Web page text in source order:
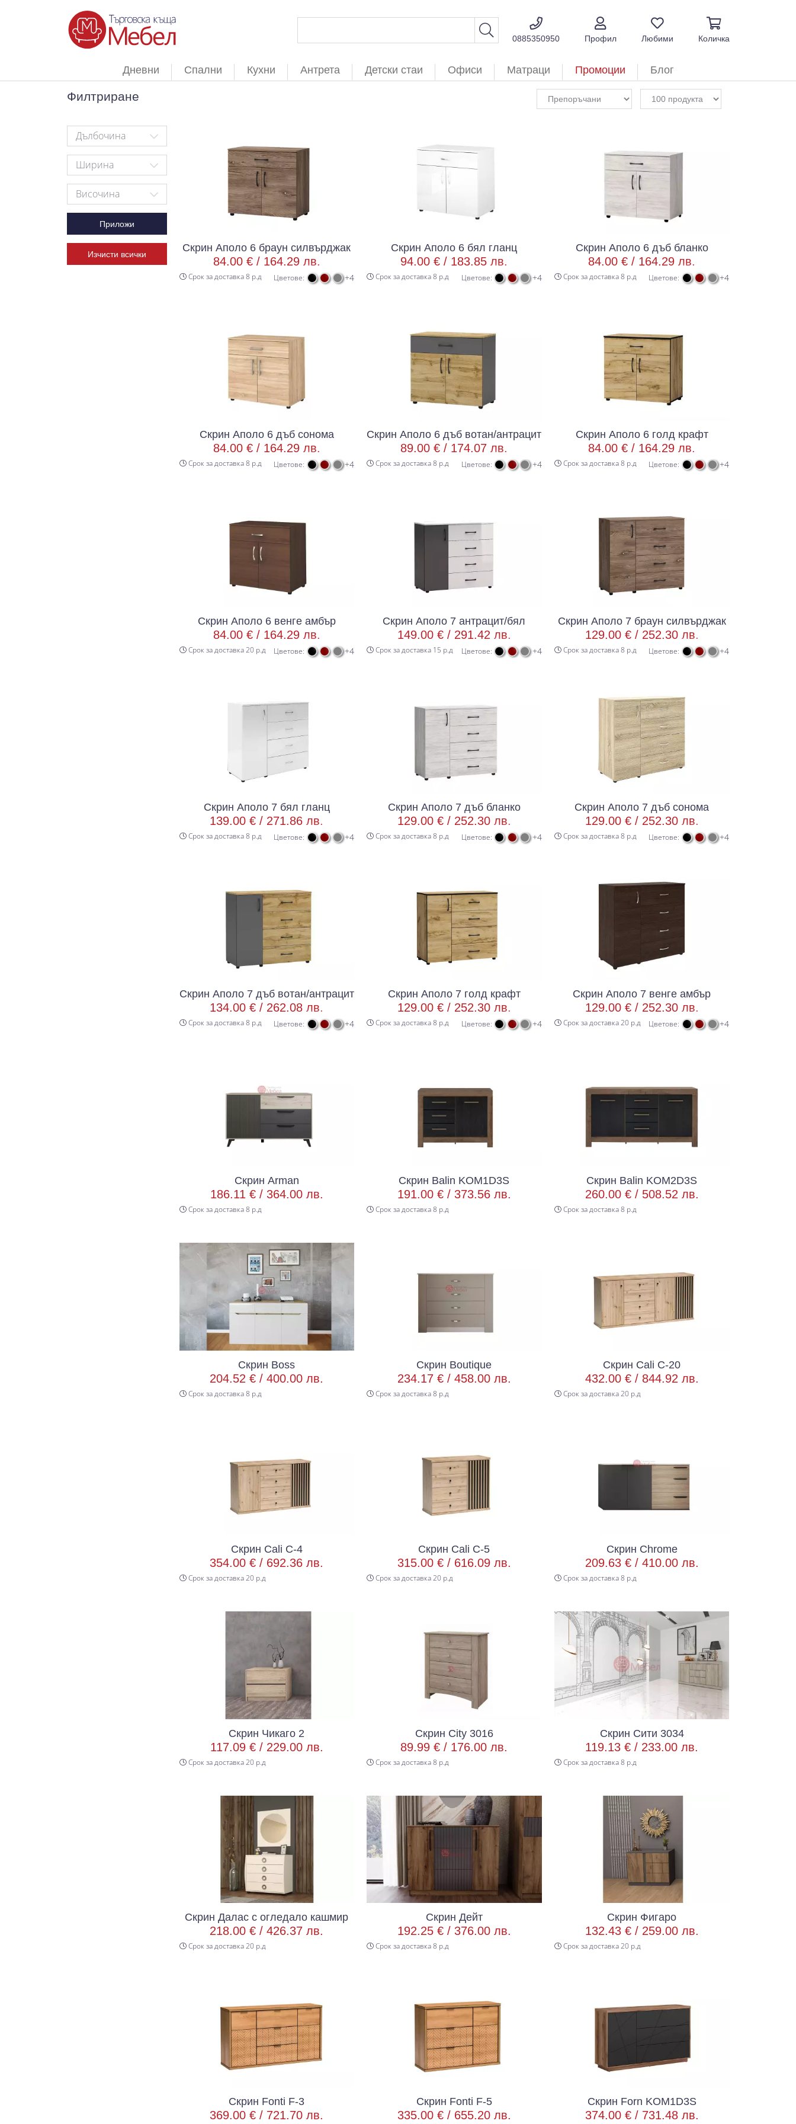
0885350950 Профил Любими Количка
Дневни Спални Кухни Антрета Детски стаи Офиси Матраци Промоции Блог
Филтриране
Дълбочина
Ширина
Височина
Приложи
Изчисти всички
Скрин Аполо 6 браун силвърджак
84.00 € / 164.29 лв.
Срок за доставка 8 р.д Цветове: +4
Скрин Аполо 6 бял гланц
94.00 € / 183.85 лв.
Срок за доставка 8 р.д Цветове: +4
Скрин Аполо 6 дъб бланко
84.00 € / 164.29 лв.
Срок за доставка 8 р.д Цветове: +4
Скрин Аполо 6 дъб сонома
84.00 € / 164.29 лв.
Срок за доставка 8 р.д Цветове: +4
Скрин Аполо 6 дъб вотан/антрацит
89.00 € / 174.07 лв.
Срок за доставка 8 р.д Цветове: +4
Скрин Аполо 6 голд крафт
84.00 € / 164.29 лв.
Срок за доставка 8 р.д Цветове: +4
Скрин Аполо 6 венге амбър
84.00 € / 164.29 лв.
Срок за доставка 20 р.д Цветове: +4
Скрин Аполо 7 антрацит/бял
149.00 € / 291.42 лв.
Срок за доставка 15 р.д Цветове: +4
Скрин Аполо 7 браун силвърджак
129.00 € / 252.30 лв.
Срок за доставка 8 р.д Цветове: +4
Скрин Аполо 7 бял гланц
139.00 € / 271.86 лв.
Срок за доставка 8 р.д Цветове: +4
Скрин Аполо 7 дъб бланко
129.00 € / 252.30 лв.
Срок за доставка 8 р.д Цветове: +4
Скрин Аполо 7 дъб сонома
129.00 € / 252.30 лв.
Срок за доставка 8 р.д Цветове: +4
Скрин Аполо 7 дъб вотан/антрацит
134.00 € / 262.08 лв.
Срок за доставка 8 р.д Цветове: +4
Скрин Аполо 7 голд крафт
129.00 € / 252.30 лв.
Срок за доставка 8 р.д Цветове: +4
Скрин Аполо 7 венге амбър
129.00 € / 252.30 лв.
Срок за доставка 20 р.д Цветове: +4
Скрин Arman
186.11 € / 364.00 лв.
Срок за доставка 8 р.д
Скрин Balin KOM1D3S
191.00 € / 373.56 лв.
Срок за доставка 8 р.д
Скрин Balin KOM2D3S
260.00 € / 508.52 лв.
Срок за доставка 8 р.д
Скрин Boss
204.52 € /400.00 лв.
Срок за доставка 8 р.д
Скрин Boutique
234.17 € / 458.00 лв.
Срок за доставка 8 р.д
Скрин Cali C-20
432.00 € / 844.92 лв.
Срок за доставка 20 р.д
Скрин Cali C-4
354.00 € / 692.36 лв.
Срок за доставка 20 р.д
Скрин Cali C-5
315.00 € / 616.09 лв.
Срок за доставка 20 р.д
Скрин Chrome
209.63 € / 410.00 лв.
Срок за доставка 8 р.д
Скрин Чикаго 2
117.09 € / 229.00 лв.
Срок за доставка 20 р.д
Скрин City 3016
89.99 € / 176.00 лв.
Срок за доставка 8 р.д
Скрин Сити 3034
119.13 € / 233.00 лв.
Срок за доставка 8 р.д
Скрин Далас с огледало кашмир
218.00 € /426.37 лв.
Срок за доставка 20 р.д
Скрин Дейт
192.25 € / 376.00 лв.
Срок за доставка 8 р.д
Скрин Фигаро
132.43 € / 259.00 лв.
Срок за доставка 20 р.д
Скрин Fonti F-3
369.00 € / 721.70 лв.
Скрин Fonti F-5
335.00 € / 655.20 лв.
Скрин Forn KOM1D3S
374.00 € / 731.48 лв.